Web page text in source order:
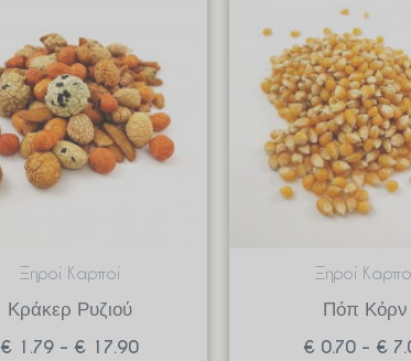
Ξηροί Καρποί
Κράκερ Ρυζιού
€ 1.79 – € 17.90
€ 17.90
Ξηροί
Πόπ Κόρν
€0.70 – €